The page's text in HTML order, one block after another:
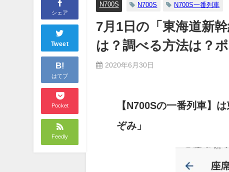
シェア
Tweet
B!
はてブ
Pocket
Feedly
N700S N700S N700S一番列車
7月1日の「東海道新
は？調べる方法は？
2020年6月30日
【N700Sの一番列車】
ぞみ」